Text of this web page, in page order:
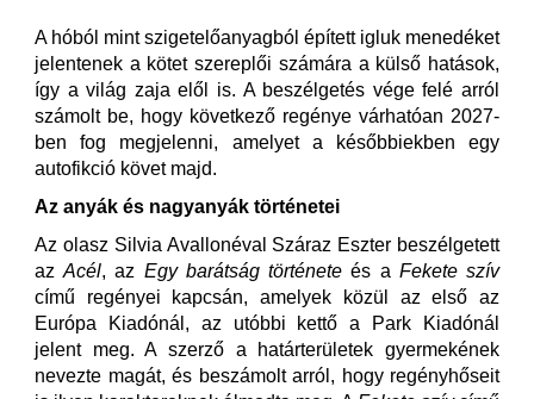
A hóból mint szigetelőanyagból épített igluk menedéket
jelentenek a kötet szereplői számára a külső hatások,
így a világ zaja elől is. A beszélgetés vége felé arról
számolt be, hogy következő regénye várhatóan 2027-
ben fog megjelenni, amelyet a későbbiekben egy
autofikció követ majd.
Az anyák és nagyanyák történetei
Az olasz Silvia Avallonéval Száraz Eszter beszélgetett
azAcél, az Egy barátság története és a Fekete szív
című regényei kapcsán, amelyek közül az első az
Európa Kiadónál, az utóbbi kettő a Park Kiadónál
jelent meg. A szerző a határterületek gyermekének
nevezte magát, és beszámolt arról, hogy regényhőseit